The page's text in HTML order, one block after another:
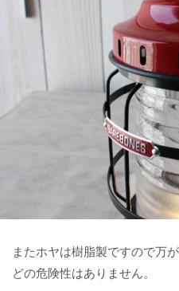
またホヤは樹脂製ですので万
どの危険性はありません。